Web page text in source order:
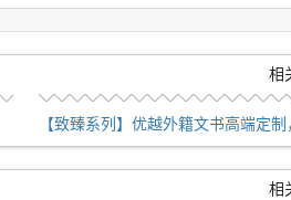
相
【致臻系列】优越外籍文书高端定
相